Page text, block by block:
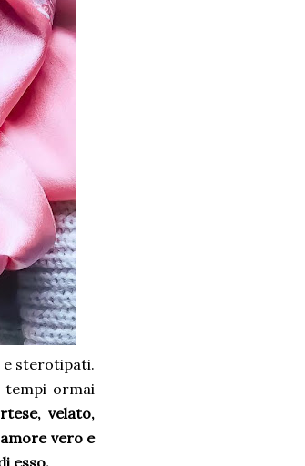
e sterotipati.
tempi ormai
velato,
vero e
esso.